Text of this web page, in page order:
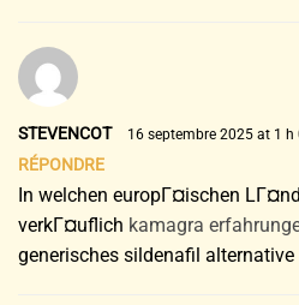
STEVENCOT 16 septembre 2025 at 1 h
RÉPONDRE
In welchen europГ¤ischen
verkГ¤uflich kamagra
generisches sildenafil alternative